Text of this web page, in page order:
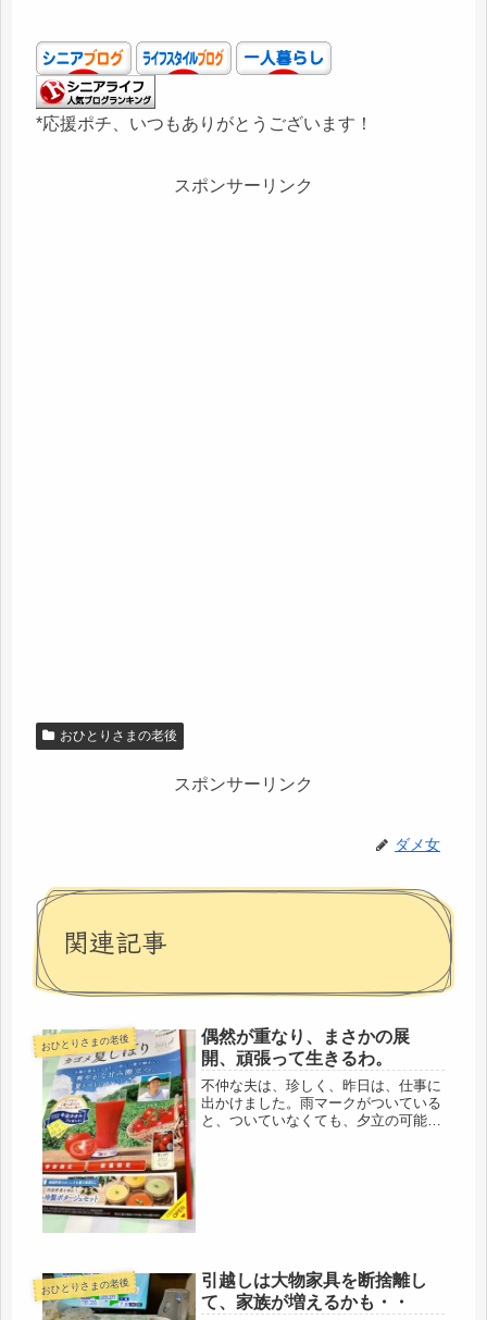
*応援ポチ、いつもありがとうございます！
スポンサーリンク
おひとりさまの老後
スポンサーリンク
ダメ女
関連記事
おひとりさまの老後
偶然が重なり、まさかの展
開、頑張って生きるわ。
不仲な夫は、珍しく、昨日は、仕事に
出かけました。雨マークがついている
と、ついていなくても、夕立の可能性
おひとりさまの老後
引越しは大物家具を断捨離し
て、家族が増えるかも・・